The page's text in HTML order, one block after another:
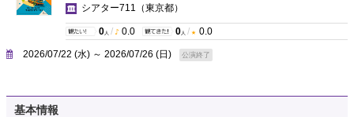
シアター711
（東京都）
0 人 / 0.0 0 人 / 0.0
2026/07/22 (水) ～ 2026/07/26 (日) 公演終了
基本情報